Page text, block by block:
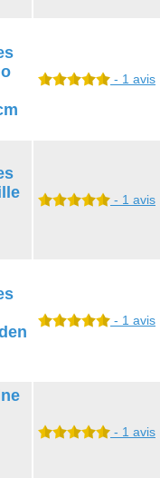
- 1 avis
- 1 avis
- 1 avis
- 1 avis